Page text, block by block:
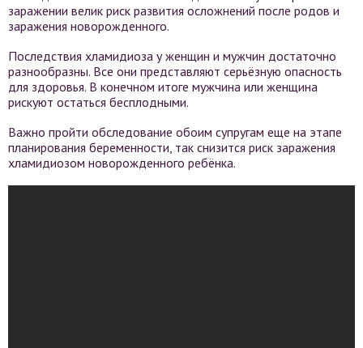
заражении велик риск развития осложнений после родов и
заражения новорожденного.
Последствия хламидиоза у женщин и мужчин достаточно
разнообразны. Все они представляют серьёзную опасность
для здоровья. В конечном итоге мужчина или женщина
рискуют остаться бесплодными.
Важно пройти обследование обоим супругам еще на этапе
планирования беременности, так снизится риск заражения
хламидиозом новорожденного ребёнка.